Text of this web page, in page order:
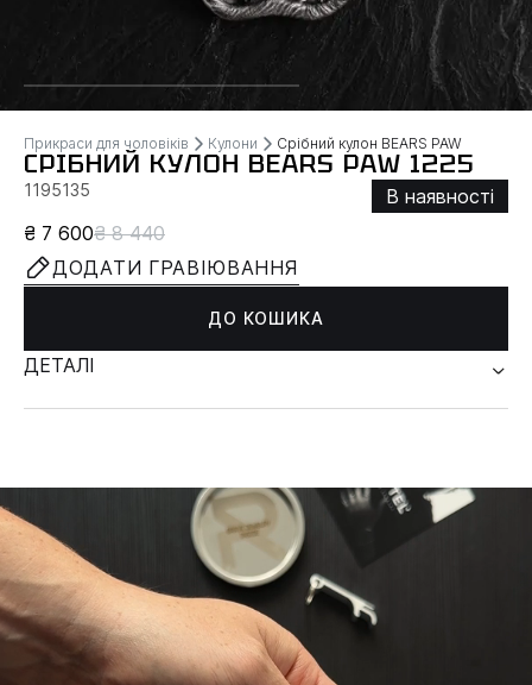
Прикраси для чоловіків Кулони Срібний кулон BEARS PAW
СРІБНИЙ КУЛОН BEARS PAW 1225
1195135
В наявності
₴ 7 600₴ 8 440
ДОДАТИ ГРАВІЮВАННЯ
ДО КОШИКА
ДЕТАЛІ